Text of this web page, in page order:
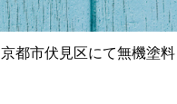
京都市伏見区にて無機塗